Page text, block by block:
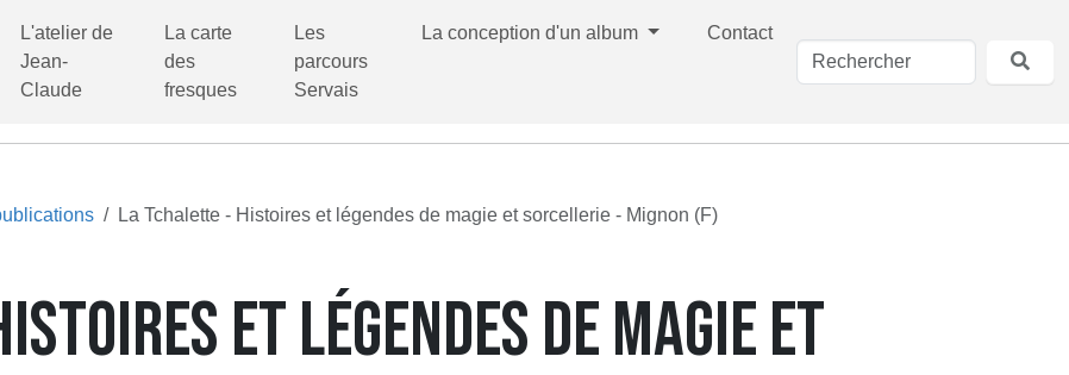
L'atelier de
Jean-
Claude
La carte
des
fresques
Les
parcours
Servais
La conception d'un album Contact
La Tchalette - Histoires et légendes de magie et sorcellerie - Mignon (F)
ET LÉGENDES DE MAGIE ET